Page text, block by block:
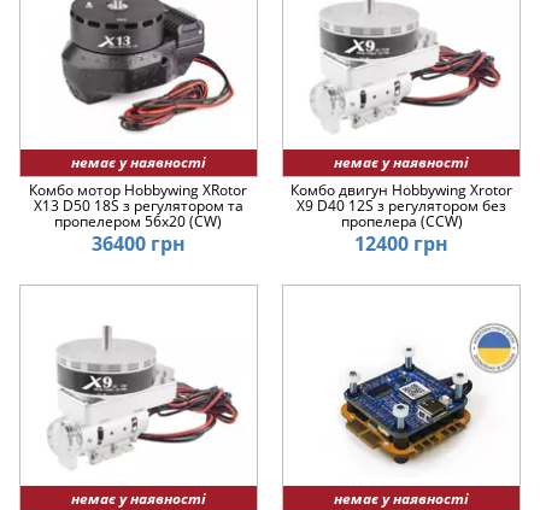
немає у наявності
Комбо мотор Hobbywing XRotor
X13 D50 18S з регулятором та
пропелером 56x20 (CW)
36400 грн
немає у наявності
Комбо двигун Hobbywing Xrotor
X9 D40 12S з регулятором без
пропелера (CCW)
12400 грн
немає у наявності
немає у наявності